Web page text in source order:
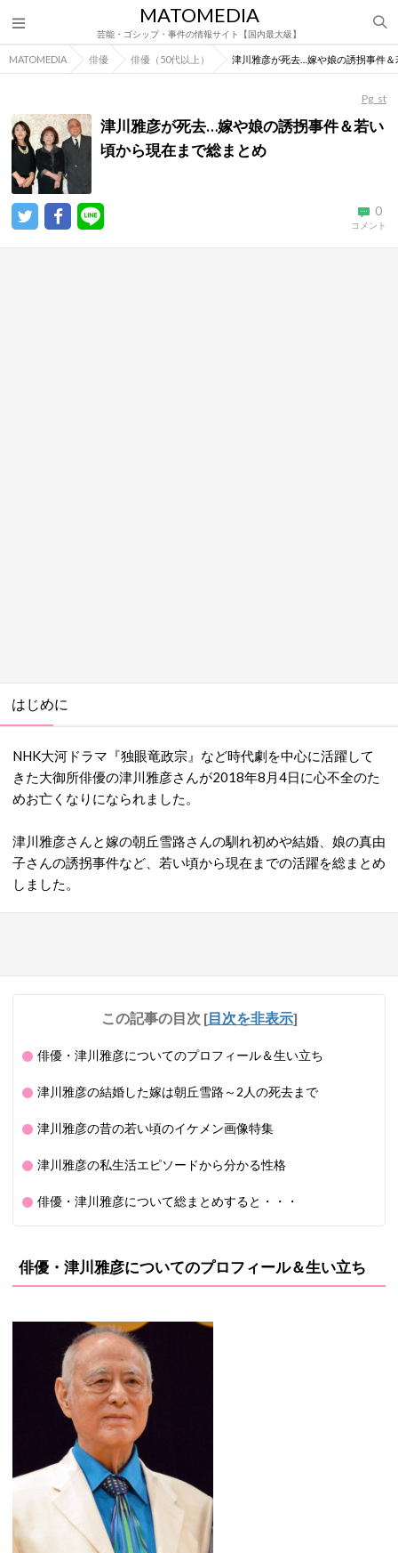
MATOMEDIA
芸能・ゴシップ・事件の情報サイト【国内最大級】
MATOMEDIA 俳優 俳優（50代以上） 津川雅彦が死去…嫁や娘の誘拐事件
Pg_st
津川雅彦が死去…嫁や娘の誘拐事件＆若い
頃から現在まで総まとめ
0
コメント
はじめに
NHK大河ドラマ『独眼竜政宗』など時代劇を中心に活躍して
きた大御所俳優の津川雅彦さんが2018年8月4日に心不全のた
めお亡くなりになられました。
津川雅彦さんと嫁の朝丘雪路さんの馴れ初めや結婚、娘の真由
子さんの誘拐事件など、若い頃から現在までの活躍を総まとめ
しました。
この記事の目次 [目次を非表示]
俳優・津川雅彦についてのプロフィール＆生い立ち
津川雅彦の結婚した嫁は朝丘雪路～2人の死去まで
津川雅彦の昔の若い頃のイケメン画像特集
津川雅彦の私生活エピソードから分かる性格
俳優・津川雅彦について総まとめすると・・・
俳優・津川雅彦についてのプロフィール＆生い立ち